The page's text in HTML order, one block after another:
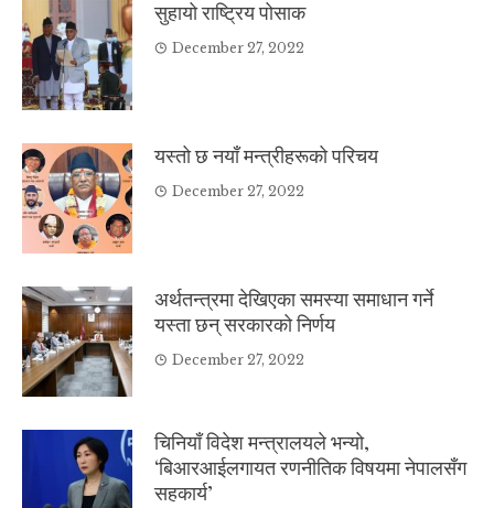
सुहायो राष्ट्रिय पोसाक
December 27, 2022
यस्तो छ नयाँ मन्त्रीहरूको परिचय
December 27, 2022
अर्थतन्त्रमा देखिएका समस्या समाधान गर्ने
यस्ता छन् सरकारको निर्णय
December 27, 2022
चिनियाँ विदेश मन्त्रालयले भन्यो,
‘बिआरआईलगायत रणनीतिक विषयमा नेपालसँग
सहकार्य’